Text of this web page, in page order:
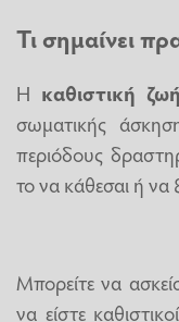
Τι σημαίνει
Η καθιστική ζωή
σωματικής
περιόδους
το να κάθεσαι ή να
Μπορείτε να
να είστε